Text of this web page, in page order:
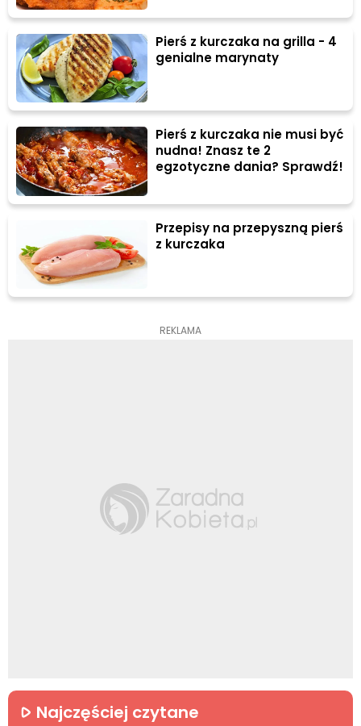
Pierś z kurczaka na grilla - 4
genialne marynaty
Pierś z kurczaka nie musi być
nudna! Znasz te 2
egzotyczne dania? Sprawdź!
Przepisy na przepyszną pierś
z kurczaka
REKLAMA
Najczęściej czytane